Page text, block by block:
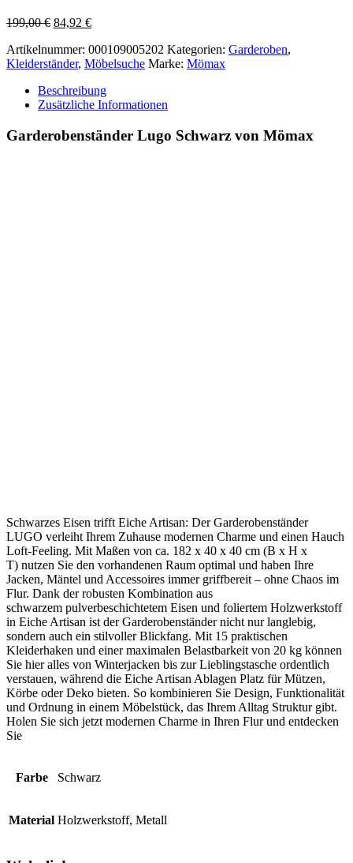
199,00€ Ursprünglicher
war:
199,00 €
84,92 €Aktueller
ist:
84,92 €.
Artikelnummer: 000109005202 Kategorien: Garderoben,
Kleiderständer, Möbelsuche Marke: Mömax
Beschreibung
Zusätzliche Informationen
Garderobenständer Lugo Schwarz von Mömax
Schwarzes Eisen trifft Eiche Artisan: Der Garderobenständer
LUGO verleiht Ihrem Zuhause modernen Charme und einen Hauch
Loft-Feeling. Mit Maßen von ca. 182 x 40 x 40 cm (B x H x
T) nutzen Sie den vorhandenen Raum optimal und haben Ihre
Jacken, Mäntel und Accessoires immer griffbereit – ohne Chaos im
Flur. Dank der robusten Kombination aus
schwarzem pulverbeschichtetem Eisen und foliertem Holzwerkstoff
in Eiche Artisan ist der Garderobenständer nicht nur langlebig,
sondern auch ein stilvoller Blickfang. Mit 15 praktischen
Kleiderhaken und einer maximalen Belastbarkeit von 20 kg können
Sie hier alles von Winterjacken bis zur Lieblingstasche ordentlich
verstauen, während die Eiche Artisan Ablagen Platz für Mützen,
Körbe oder Deko bieten. So kombinieren Sie Design, Funktionalität
und Ordnung in einem Möbelstück, das Ihrem Alltag Struktur gibt.
Holen Sie sich jetzt modernen Charme in Ihren Flur und entdecken
Sie
Farbe Schwarz
Material Holzwerkstoff, Metall